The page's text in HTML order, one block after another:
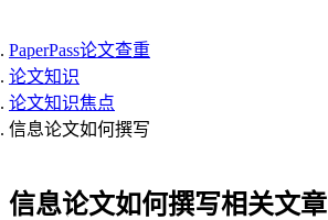
PaperPass论文查重
论文知识
论文知识焦点
信息论文如何撰写
信息论文如何撰写相关文章